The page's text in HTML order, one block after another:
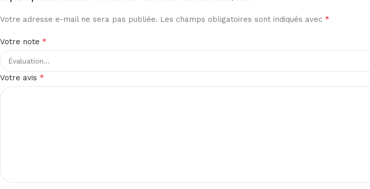
Votre adresse e-mail ne sera pas publiée. Les champs obligatoires sont indiqués avec *
Votre note *
Votre avis *